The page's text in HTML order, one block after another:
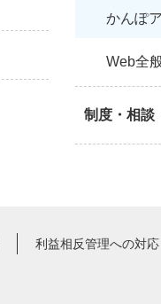
かんぽ
Web全
制度・相談
利益相反管理への対応